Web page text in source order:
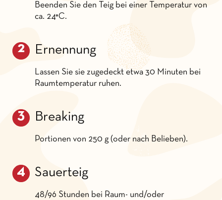
Beenden Sie den Teig bei einer Temperatur von
ca. 24°C.
Ernennung
Lassen Sie sie zugedeckt etwa 30 Minuten bei
Raumtemperatur ruhen.
Breaking
Portionen von 250 g (oder nach Belieben).
Sauerteig
48/96 Stunden bei Raum- und/oder